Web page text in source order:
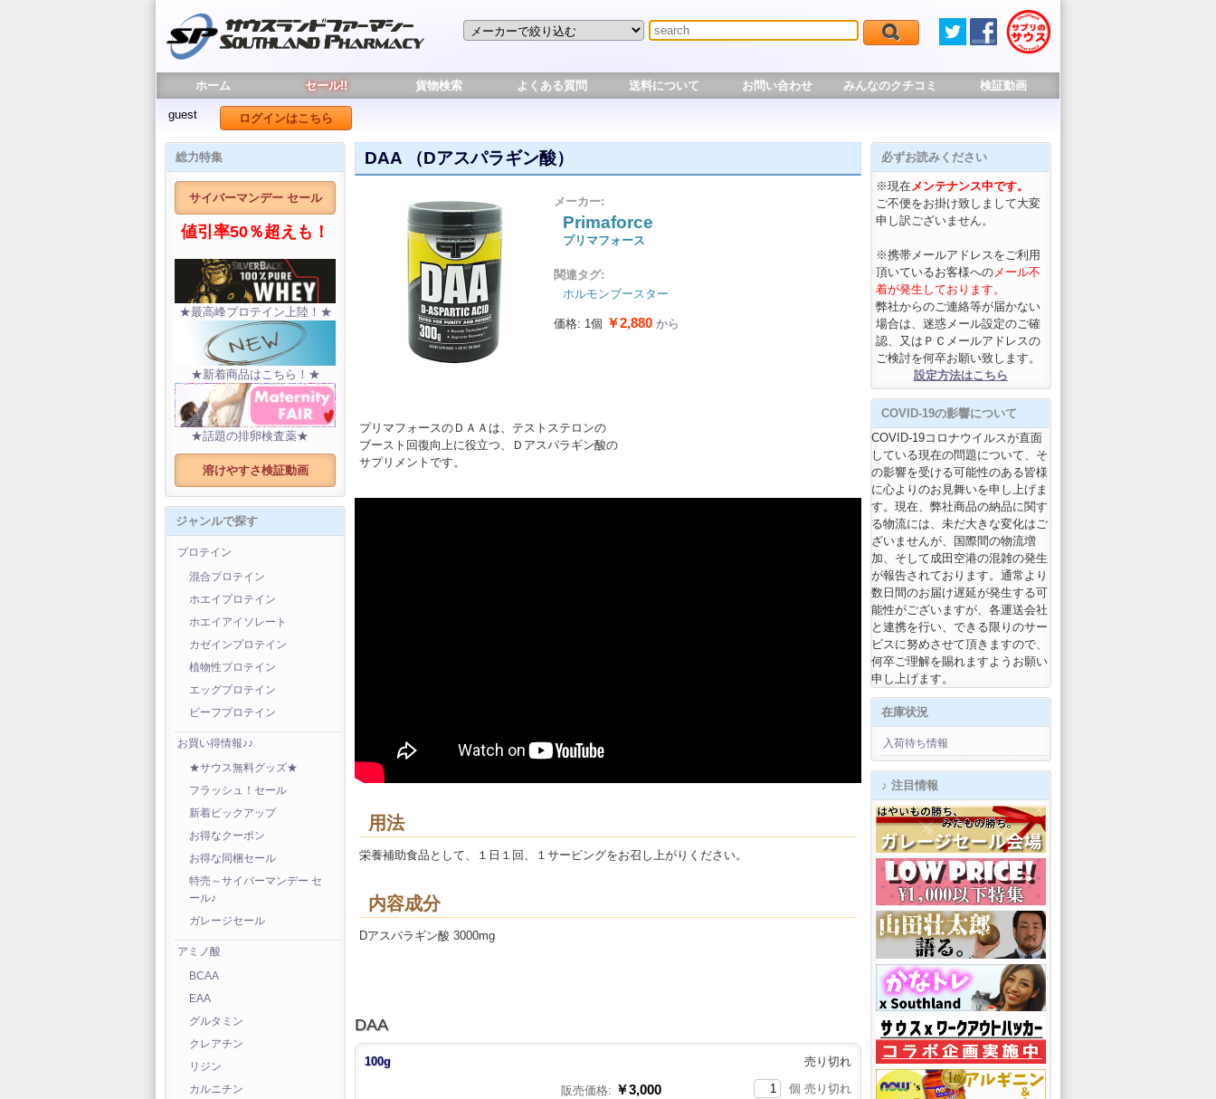
ホーム セール!! 貨物検索 よくある質問 送料について お問い合わせ みんなのクチコミ 検証動画
guest ログインはこちら
総力特集
サイバーマンデー セール
値引率50％超えも！
★最高峰プロテイン上陸！★
★新着商品はこちら！★
★話題の排卵検査薬★
溶けやすさ検証動画
ジャンルで探す
プロテイン
混合プロテイン
ホエイプロテイン
ホエイアイソレート
カゼインプロテイン
植物性プロテイン
エッグプロテイン
ビーフプロテイン
お買い得情報♪♪
★サウス無料グッズ★
フラッシュ！セール
新着ピックアップ
お得なクーポン
お得な同梱セール
特売～サイバーマンデー セ
ール♪
ガレージセール
アミノ酸
BCAA
EAA
グルタミン
クレアチン
リジン
カルニチン
DAA （Dアスパラギン酸）
メーカー:
Primaforce
プリマフォース
関連タグ:
ホルモンブースター
価格: 1個 ￥2,880 から
プリマフォースのＤＡＡは、テストステロンの
ブースト回復向上に役立つ、Ｄアスパラギン酸の
サプリメントです。
用法
栄養補助食品として、１日１回、１サービングをお召し上がりください。
内容成分
Dアスパラギン酸 3000mg
DAA
100g 売り切れ
販売価格: ￥3,000 個 売り切れ
必ずお読みください
※現在メンテナンス中です。
ご不便をお掛け致しまして大変
申し訳ございません。
※携帯メールアドレスをご利用
頂いているお客様へのメール不
着が発生しております。
弊社からのご連絡等が届かない
場合は、迷惑メール設定のご確
認、又はＰＣメールアドレスの
ご検討を何卒お願い致します。
設定方法はこちら
COVID-19の影響について
COVID-19コロナウイルスが直面
している現在の問題について、そ
の影響を受ける可能性のある皆様
に心よりのお見舞いを申し上げま
す。現在、弊社商品の納品に関す
る物流には、未だ大きな変化はご
ざいませんが、国際間の物流増
加、そして成田空港の混雑の発生
が報告されております。通常より
数日間のお届け遅延が発生する可
能性がございますが、各運送会社
と連携を行い、できる限りのサー
ビスに努めさせて頂きますので、
何卒ご理解を賜れますようお願い
申し上げます。
在庫状況
入荷待ち情報
♪ 注目情報